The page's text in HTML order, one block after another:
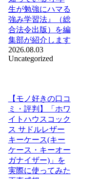
生が勉強にハマる
強み学習法』（総
合法令出版）を編
集部が紹介します
2026.08.03
Uncategorized
【モノ好きの口コ
ミ・評判】「ホワ
イトハウスコック
ス サドルレザー
キーケース(キー
ケース・キーオー
ガナイザー)」を
実際に使ってみた